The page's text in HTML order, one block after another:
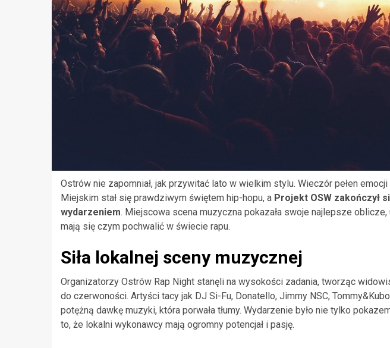
Ostrów nie zapomniał, jak przywitać lato w wielkim stylu. Wieczór pełen
Miejskim stał się prawdziwym świętem hip-hopu, a Projekt OSW zakończył
wydarzeniem. Miejscowa scena muzyczna pokazała swoje najlepsze
mają się czym pochwalić w świecie rapu.
Siła lokalnej sceny muzycznej
Organizatorzy Ostrów Rap Night stanęli na wysokości zadania, tworząc
do czerwoności. Artyści tacy jak DJ Si-Fu, Donatello, Jimmy NSC,
potężną dawkę muzyki, która porwała tłumy. Wydarzenie było nie tylko
to, że lokalni wykonawcy mają ogromny potencjał i pasję.